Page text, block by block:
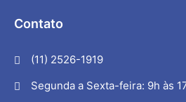
Contato
(11) 2526-1919
Segunda a Sexta-feira: 9h às